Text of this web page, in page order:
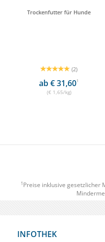
Trockenfutter für Hunde
(2)
ab € 31,601
(€ 1,65/kg)
1 Preise inklusive gesetzlicher
INFOTHEK